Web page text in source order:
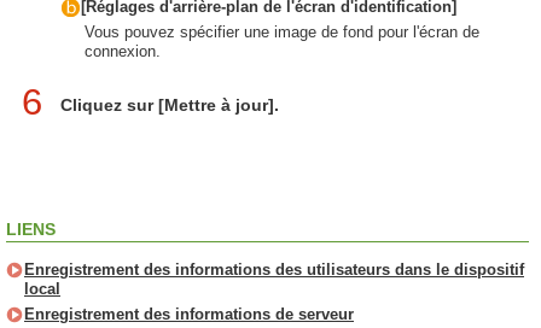
[Réglages d'arrière-plan de l'écran d'identification]
Vous pouvez spécifier une image de fond pour l'écran de
connexion.
6 Cliquez sur [Mettre à jour].
LIENS
Enregistrement des informations des utilisateurs dans le dispositif
local
Enregistrement des informations de serveur